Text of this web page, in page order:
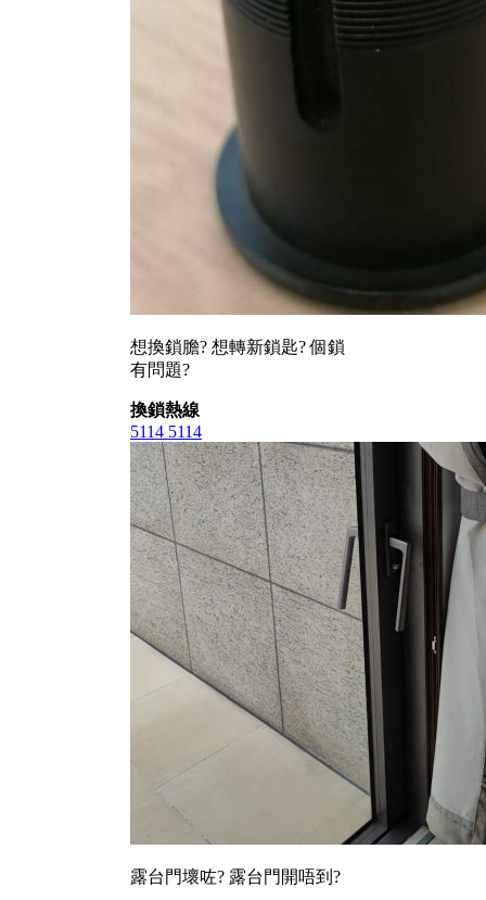
想換鎖膽? 想轉新鎖匙? 個鎖
有問題?
換鎖熱線
5114 5114
露台門壞咗? 露台門開唔到?